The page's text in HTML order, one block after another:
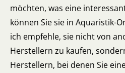
möchten, was eine
können Sie sie in Aquaristik-
ich empfehle, sie nicht von
Herstellern zu kaufen,
Herstellern, bei denen Sie